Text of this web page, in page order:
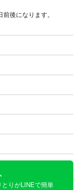
後になります。
りがLINEで簡単